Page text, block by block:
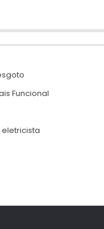
Funcional